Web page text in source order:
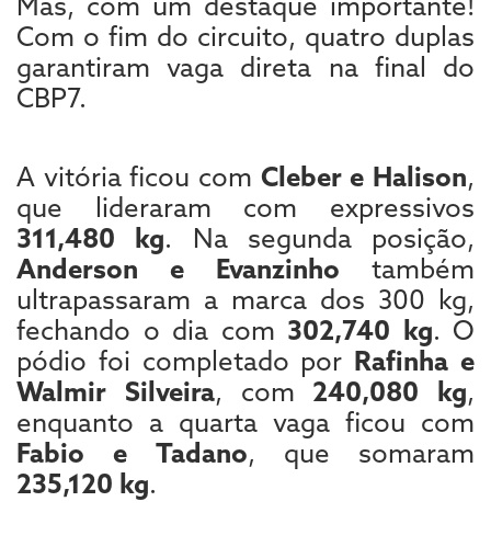
Com o fim do circuito, quatro duplas
garantiram vaga direta na final do
CBP7.
A vitória ficou com Cleber e Halison,
que lideraram com expressivos
311,480 kg. Na segunda posição,
Anderson e Evanzinho também
ultrapassaram a marca dos 300 kg,
fechando o dia com 302,740 kg. O
pódio foi completado por Rafinha e
Walmir Silveira, com 240,080 kg,
enquanto a quarta vaga ficou com
Fabio e Tadano, que somaram
235,120 kg.